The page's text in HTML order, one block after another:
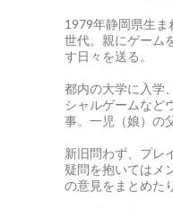
1979年静岡県生
世代。親にゲーム
す日々を送る。
都内の大学に入学
シャルゲームなど
事。一児（娘）の父
新旧問わず、プレ
疑問を抱いてはメ
の意見をまとめた